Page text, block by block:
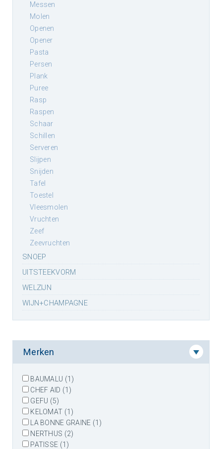
messen
molen
openen
opener
pasta
persen
plank
puree
rasp
raspen
schaar
schillen
serveren
slijpen
snijden
tafel
toestel
vleesmolen
vruchten
zeef
zeevruchten
SNOEP
UITSTEEKVORM
WELZIJN
WIJN+CHAMPAGNE
Merken
BAUMALU (1)
CHEF AID (1)
GEFU (5)
KELOMAT (1)
LA BONNE GRAINE (1)
NERTHUS (2)
PATISSE (1)